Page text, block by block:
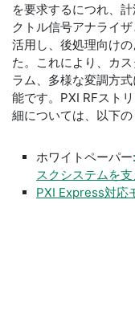
を要求するにつれ、
クトル信号アナライ
活用し、後処理向け
た。これにより、カ
ラム、多様な変調方
能です。PXI RFスト
細については、以下
ホワイトペーパー:
スクシステムを
PXI Express対応